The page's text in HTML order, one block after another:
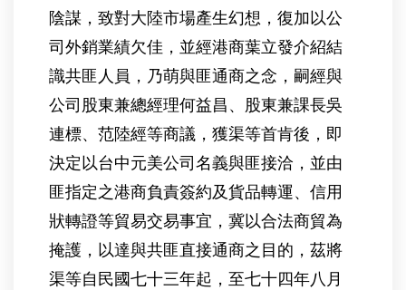
陰謀，致對大陸市場產生幻想，復加以公
司外銷業績欠佳，並經港商葉立發介紹結
識共匪人員，乃萌與匪通商之念，嗣經與
公司股東兼總經理何益昌、股東兼課長吳
連標、范陸經等商議，獲渠等首肯後，即
決定以台中元美公司名義與匪接洽，並由
匪指定之港商負責簽約及貨品轉運、信用
狀轉證等貿易交易事宜，冀以合法商貿為
掩護，以達與共匪直接通商之目的，茲將
渠等自民國七十三年起，至七十四年八月